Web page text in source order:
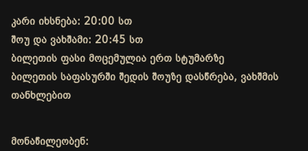
კარი იხსნება: 20:00 სთ
შოუ და ვახშამი: 20:45 სთ
ბილეთის ფასი მოცემულია ერთ სტუმარზე
ბილეთის საფასურში შედის შოუზე დასწრება, ვახშმის
თანხლებით
მონაწილეობენ: